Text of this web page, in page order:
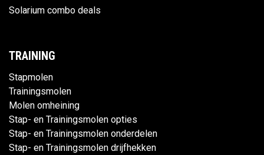
Solarium combo deals
TRAINING
Stapmolen
Trainingsmolen
Molen omheining
Stap- en Trainingsmolen opties
Stap- en Trainingsmolen onderdelen
Stap- en Trainingsmolen drijfhekken